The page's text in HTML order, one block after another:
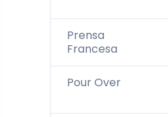
Prensa
Francesa
Pour Over